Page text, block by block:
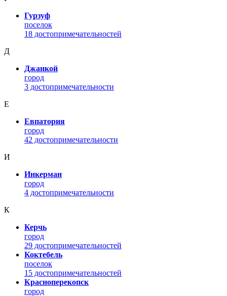
Гурзуф
поселок
18 достопримечательностей
Д
Джанкой
город
3 достопримечательности
Е
Евпатория
город
42 достопримечательности
И
Инкерман
город
4 достопримечательности
К
Керчь
город
29 достопримечательностей
Коктебель
поселок
15 достопримечательностей
Красноперекопск
город